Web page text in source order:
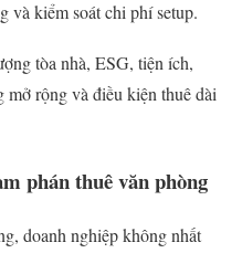
và kiểm soát chi phí setup.
tòa nhà, ESG, tiện ích,
mở rộng và điều kiện thuê dài
phán thuê văn phòng
doanh nghiệp không nhất